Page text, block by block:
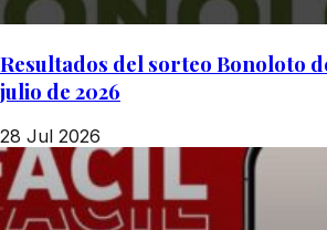
Resultados del sorteo Bonoloto
julio de 2026
28 Jul 2026